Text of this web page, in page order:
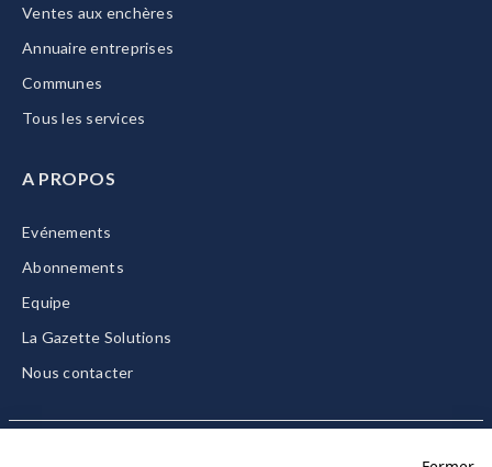
Ventes aux enchères
Annuaire entreprises
Communes
Tous les services
A PROPOS
Evénements
Abonnements
Equipe
La Gazette Solutions
Nous contacter